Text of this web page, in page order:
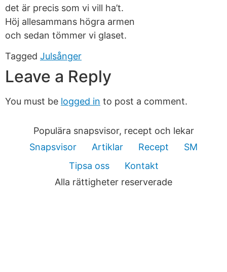
det är precis som vi vill ha’t.
Höj allesammans högra armen
och sedan tömmer vi glaset.
Tagged Julsånger
Leave a Reply
You must be logged in to post a comment.
Populära snapsvisor, recept och lekar
Snapsvisor
Artiklar Recept
SM
Tipsa oss
Kontakt
Alla rättigheter reserverade